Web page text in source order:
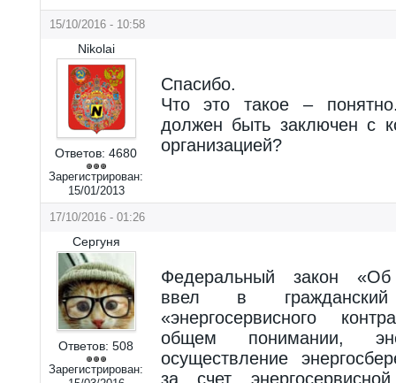
15/10/2016 - 10:58
Nikolai
Ответов: 4680
Зарегистрирован:
15/01/2013
Спасибо.
Что это такое –
должен быть заключен с
организацией?
17/10/2016 - 01:26
Сергуня
Ответов: 508
Зарегистрирован:
Федеральный закон «Об
ввел в
«энергосервисного
общем понимании,
осуществление
за счет